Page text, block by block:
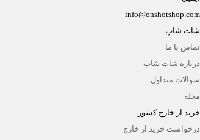
info@onshotshop.com
شات شاپ
تماس با ما
درباره شات شاپ
سوالات متداول
مجله
خرید از خارج کشور
درخواست خرید از خارج